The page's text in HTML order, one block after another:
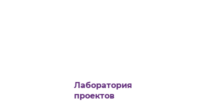
Лаборатория
проектов